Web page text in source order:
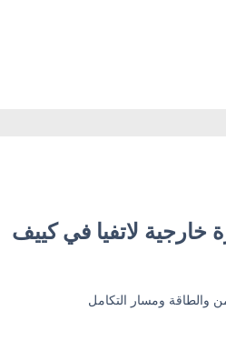
خارجية لاتفيا في كييف
والطاقة ومسار التكامل